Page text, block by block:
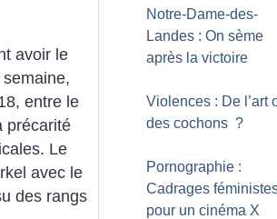
avoir le
entre le
précarité
Le
avec le
des rangs
Notre-Dame-des-
Landes : On sème
après la victoire
Violences : De l’art
des cochons ?
Pornographie :
Cadrages
pour un cinéma X